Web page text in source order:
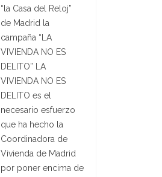
“la Casa del Reloj”
de Madrid la
campaña “LA
VIVIENDA NO ES
DELITO” LA
VIVIENDA NO ES
DELITO es el
necesario esfuerzo
que ha hecho la
Coordinadora de
Vivienda de Madrid
por poner encima de